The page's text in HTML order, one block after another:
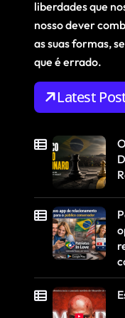
liberdades que
nosso dever
as suas formas,
que é errado.
Latest